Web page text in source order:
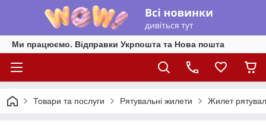
Ми працюємо. Відправки Укрпошта та Нова пошта
Товари та послуги Рятувальні жилети Жилет